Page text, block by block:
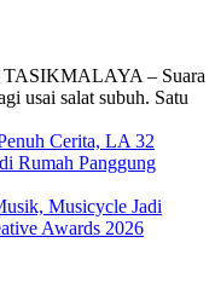
– Suara
usai salat subuh. Satu
Cerita, LA 32
Rumah Panggung
Musicycle Jadi
Awards 2026